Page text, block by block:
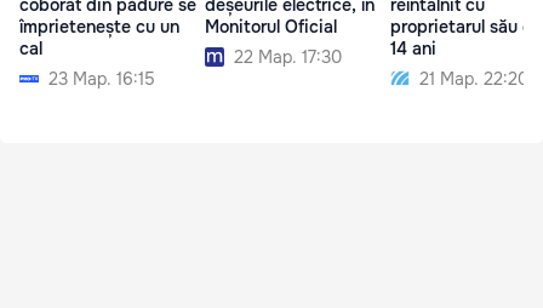
coborât din pădure se
împrietenește cu un
cal
23 Мар. 16:15
deșeurile electrice, în
Monitorul Oficial
22 Мар. 17:30
reîntâlnit cu
proprietarul său
14 ani
21 Мар. 22:20